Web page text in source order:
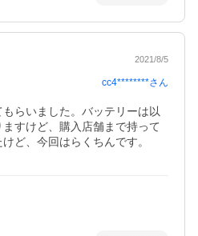
2021/8/5
cc4********さん
らいました。バッテリーは以
すけど、購入店舗まで持って
ど、今回はらくちんです。